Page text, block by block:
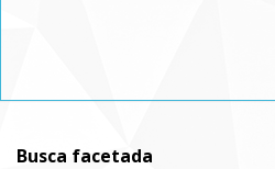
Busca facetada